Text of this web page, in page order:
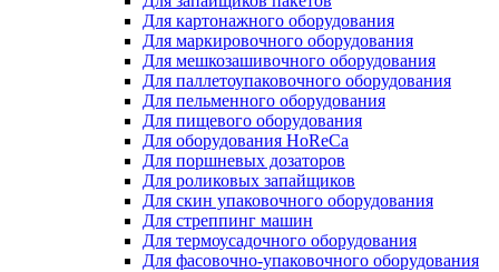
Для картонажного оборудования
Для маркировочного оборудования
Для мешкозашивочного оборудования
Для паллетоупаковочного оборудования
Для пельменного оборудования
Для пищевого оборудования
Для оборудования HoReCa
Для поршневых дозаторов
Для роликовых запайщиков
Для скин упаковочного оборудования
Для стреппинг машин
Для термоусадочного оборудования
Для фасовочно-упаковочного оборудования